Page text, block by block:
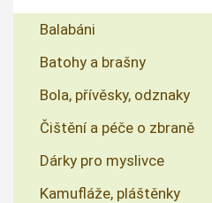
Balabáni
Batohy a brašny
Bola, přívěsky, odznaky
Čištění a péče o zbraně
Dárky pro myslivce
Kamufláže, pláštěnky